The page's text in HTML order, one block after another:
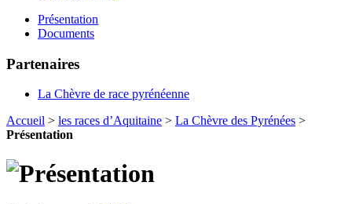
Présentation
Documents
Partenaires
La Chèvre de race pyrénéenne
Accueil > les races d’Aquitaine > La Chèvre des Pyrénées >
Présentation